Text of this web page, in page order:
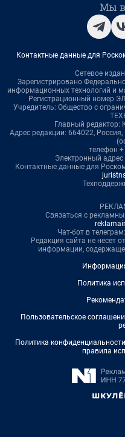
Мы в
Контактные данные для
Сетевое
Зарегистрировано
информационных технологий и
Регистрационный номер
Учредитель: Общество с
Главный редактор:
Адрес редакции: 664022, Россия,
телефон
Электронный адрес
Контактные данные для
Связаться с
Чат-бот в телеграм:
Редакция сайта не несет
информации,
Политика
Пользовательское
Политика
правила